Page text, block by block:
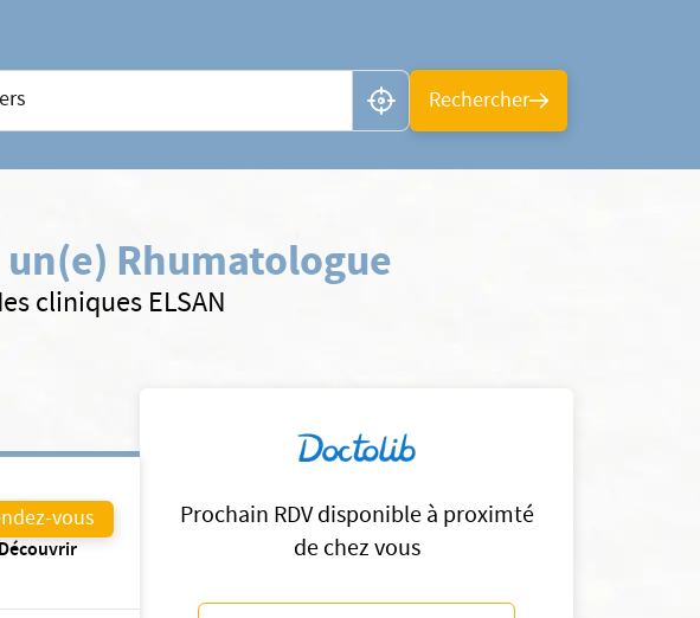
région ou CP
Rechercher
un(e) Rhumatologue
cliniques ELSAN
Prochain RDV disponible à proximté
de chez vous
vous